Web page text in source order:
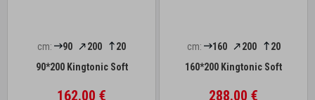
cm: 90 200
20
90*200 Kingtonic Soft
162.00 €
cm: 160 200
20
160*200 Kingtonic Soft
288.00 €